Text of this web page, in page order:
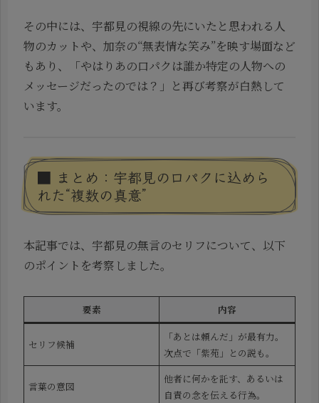
その中には、宇都見の視線の先にいたと思われる人
物のカットや、加奈の“無表情な笑み”を映す場面など
もあり、「やはりあの口パクは誰か特定の人物への
メッセージだったのでは？」と再び考察が白熱して
います。
■ まとめ：宇都見の口パクに込めら
れた“複数の真意”
本記事では、宇都見の無言のセリフについて、以下
のポイントを考察しました。
要素 内容
セリフ候補
「あとは頼んだ」が最有力。
次点で「紫苑」との説も。
言葉の意図
他者に何かを託す、あるいは
自責の念を伝える行為。